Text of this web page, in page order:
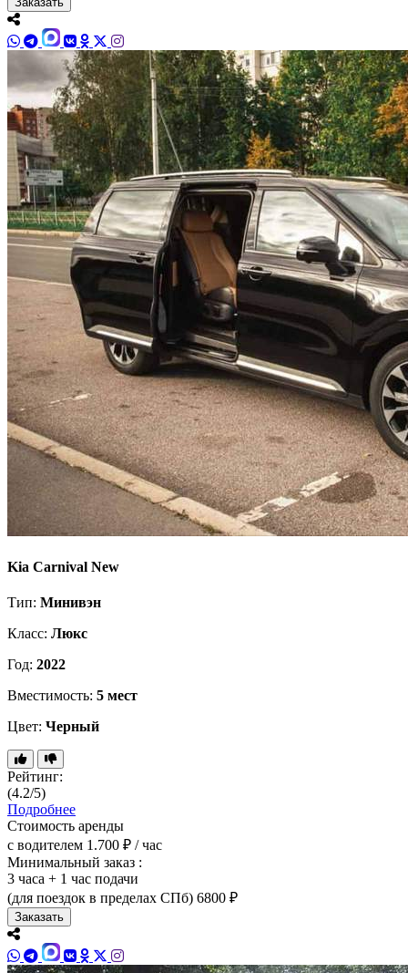
Kia Carnival New
Тип: Минивэн
Класс: Люкс
Год: 2022
Вместимость: 5 мест
Цвет: Черный
Рейтинг:
(4.2/5)
Подробнее
Стоимость аренды
с водителем 1.700 ₽ / час
Минимальный заказ :
3 часа + 1 час подачи
(для поездок в пределах СПб) 6800 ₽
Заказать